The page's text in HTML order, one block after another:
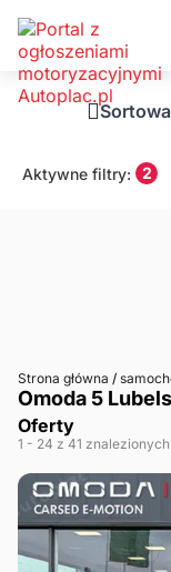
Aktywne filtry: 2
Strona główna /
Omoda 5
Oferty
1 - 24 z 41 znalezionych